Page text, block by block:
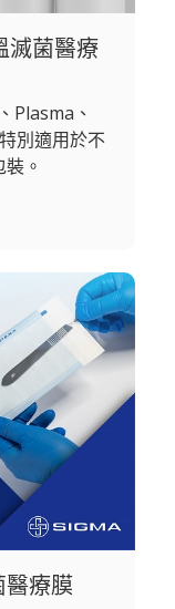
滅菌醫療
Plasma、
別適用於不
。
醫療膜